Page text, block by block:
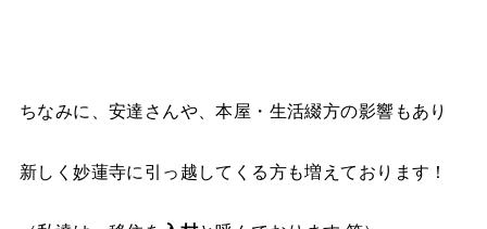
ちなみに、安達さんや、本屋・生活綴方の影響もあり
新しく妙蓮寺に引っ越してくる方も増えております！